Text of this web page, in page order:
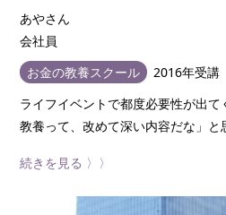
12-2-4 年金収入を見える化する
study 3 「支出」を見える化する
12-3-1 リタイア前に家計改善を
12-3-2 生活費以外の大きな出費
12-3-3 ふるさと納税を活用する
12-4-1 タイムマネジメントの基
あやさん
会社員
お金の教養スクール
2016年受講
ライフイベントで都度必要性が出
教養って、改めて深い内容だな」と
続きを見る 〉〉